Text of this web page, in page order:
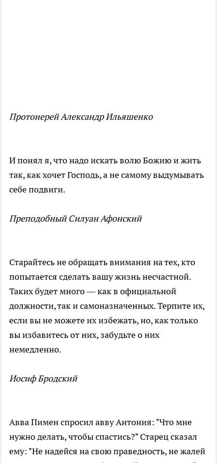
Протоиерей Александр Ильяшенко
И понял я, что надо искать волю Божию и жить
так, как хочет Господь, а не самому выдумывать
себе подвиги.
Преподобный Силуан Афонский
Старайтесь не обращать внимания на тех, кто
попытается сделать вашу жизнь несчастной.
Таких будет много — как в официальной
должности, так и самоназначенных. Терпите их,
если вы не можете их избежать, но, как только
вы избавитесь от них, забудьте о них
немедленно.
Иосиф Бродский
Авва Пимен спросил авву Антония: "Что мне
нужно делать, чтобы спастись?" Старец сказал
ему: "Не надейся на свою праведность, не жалей